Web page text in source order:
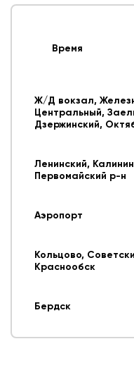
Время
Ж/Д вокзал,
Центральный,
Дзержинский,
Ленинский,
Первомайский р-н
Аэропорт
Кольцово,
Краснообск
Бердск